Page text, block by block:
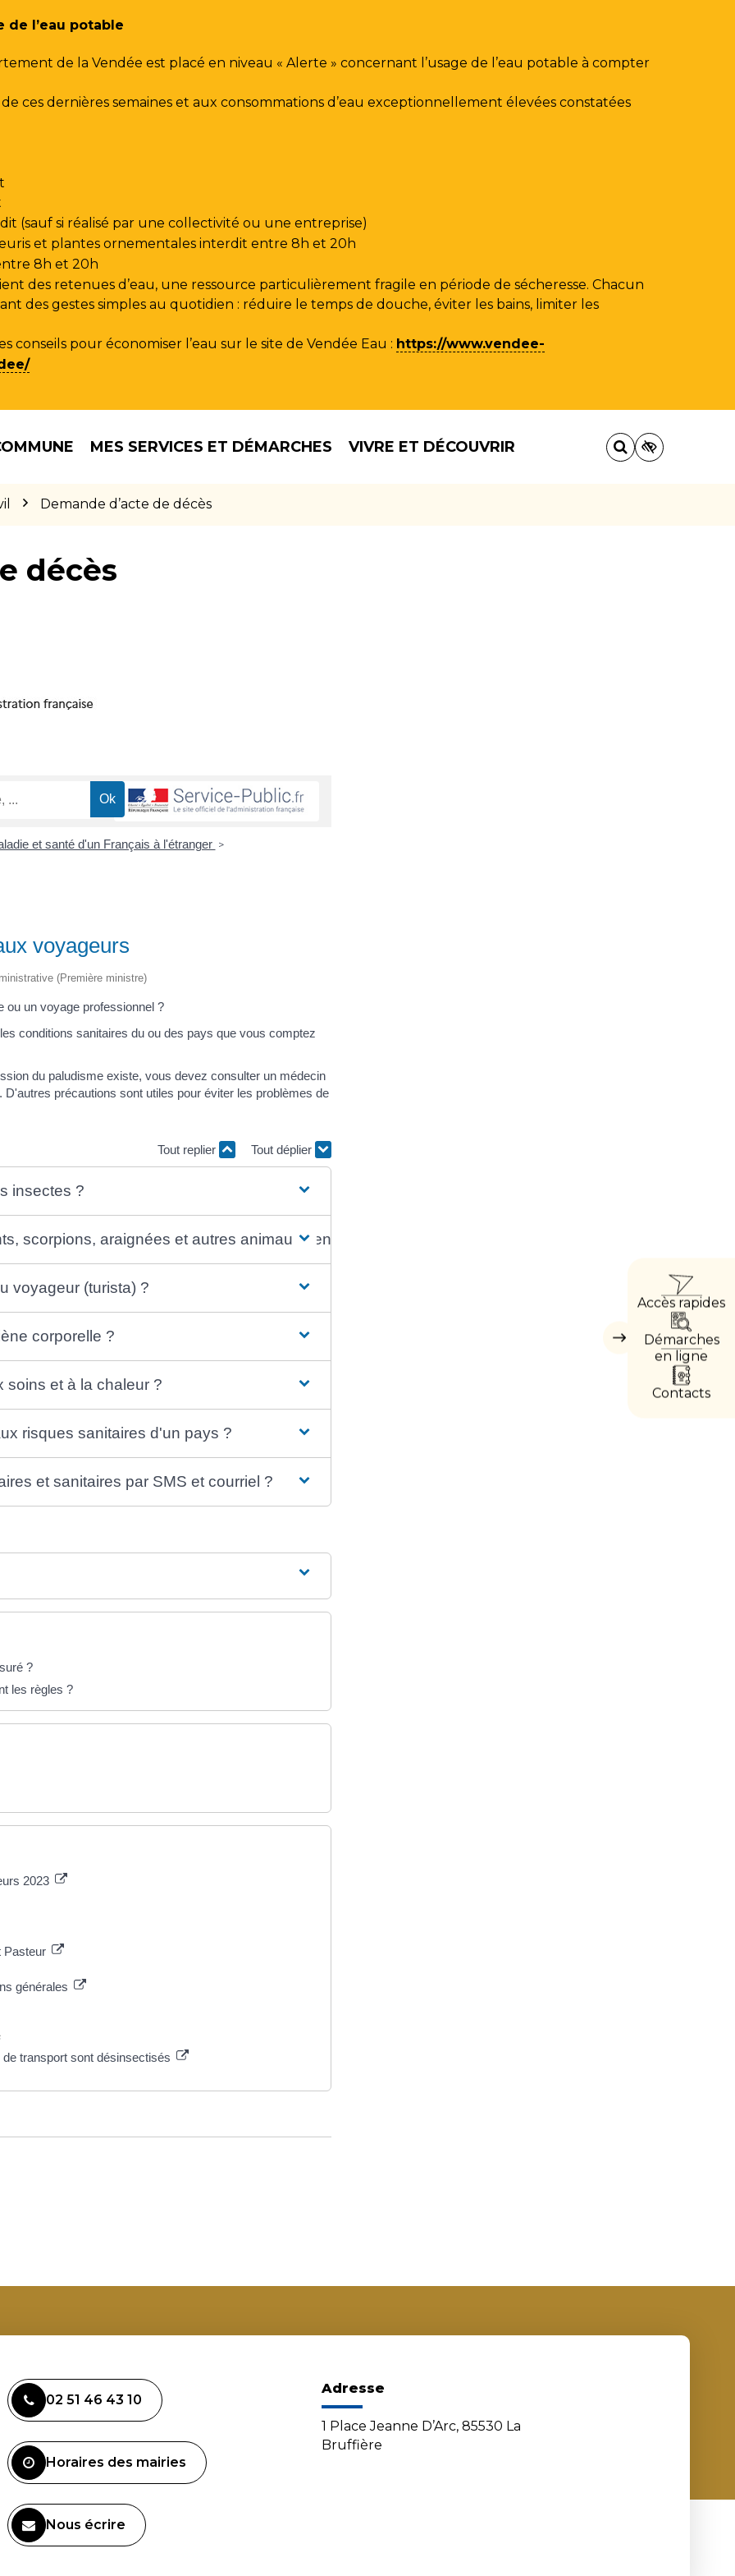
de l’eau potable
de la Vendée est placé en niveau « Alerte » concernant l’usage de l’eau potable à compter
ces dernières semaines et aux consommations d’eau exceptionnellement élevées constatées
(sauf si réalisé par une collectivité ou une entreprise)
et plantes ornementales interdit entre 8h et 20h
8h et 20h
des retenues d’eau, une ressource particulièrement fragile en période de sécheresse. Chacun
des gestes simples au quotidien : réduire le temps de douche, éviter les bains, limiter les
conseils pour économiser l’eau sur le site de Vendée Eau : https://www.vendee-
MES SERVICES ET DÉMARCHES VIVRE ET DÉCOUVRIR
Demande d’acte de décès
Masquer
Accès rapides
Démarches
en ligne
Contacts
décès
et santé d'un Français à l'étranger >
voyageurs
(Première ministre)
ou un voyage professionnel ?
conditions sanitaires du ou des pays que vous comptez
du paludisme existe, vous devez consulter un médecin
précautions sont utiles pour éviter les problèmes de
Tout replier Tout déplier
insectes ?
scorpions, araignées et autres animaux venimeux ?
voyageur (turista) ?
corporelle ?
soins et à la chaleur ?
risques sanitaires d'un pays ?
et sanitaires par SMS et courriel ?
?
les règles ?
2023
Pasteur
générales
transport sont désinsectisés
02 51 46 43 10
Horaires des mairies
Nous écrire
Adresse
1 Place Jeanne D’Arc, 85530 La
Bruffière